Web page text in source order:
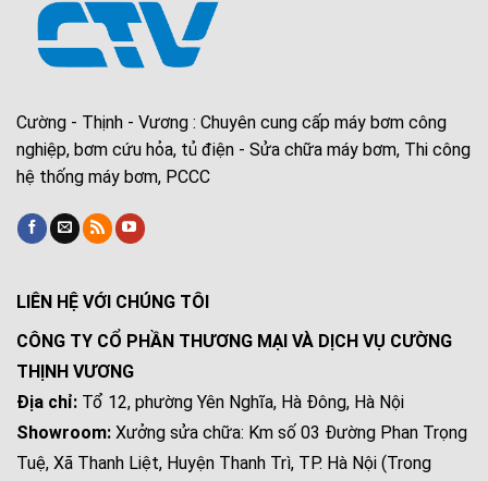
Cường - Thịnh - Vương : Chuyên cung cấp máy bơm công
nghiệp, bơm cứu hỏa, tủ điện - Sửa chữa máy bơm, Thi công
hệ thống máy bơm, PCCC
LIÊN HỆ VỚI CHÚNG TÔI
CÔNG TY CỔ PHẦN THƯƠNG MẠI VÀ DỊCH VỤ CƯỜNG
THỊNH VƯƠNG
Địa chỉ: Tổ 12, phường Yên Nghĩa, Hà Đông, Hà Nội
Showroom: Xưởng sửa chữa: Km số 03 Đường Phan Trọng
Tuệ, Xã Thanh Liệt, Huyện Thanh Trì, TP. Hà Nội (Trong